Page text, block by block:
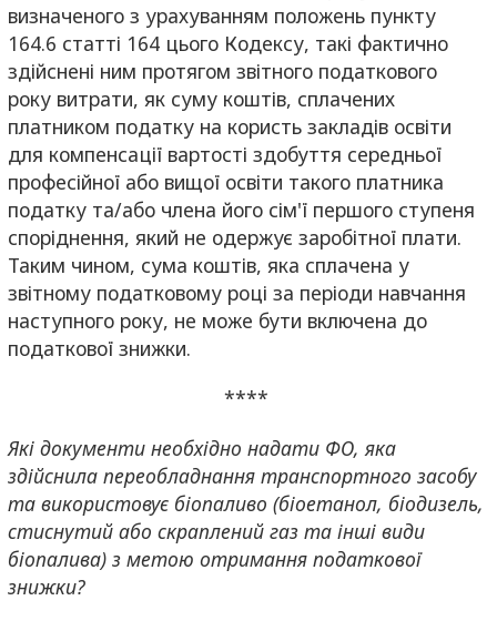
визначеного з урахуванням положень пункту
164.6 статті 164 цього Кодексу, такі фактично
здійснені ним протягом звітного податкового
року витрати, як суму коштів, сплачених
платником податку на користь закладів освіти
для компенсації вартості здобуття середньої
професійної або вищої освіти такого платника
податку та/або члена його сім'ї першого ступеня
споріднення, який не одержує заробітної плати.
Таким чином, сума коштів, яка сплачена у
звітному податковому році за періоди навчання
наступного року, не може бути включена до
податкової знижки.
****
Які документи необхідно надати ФО, яка
здійснила переобладнання транспортного засобу
та використовує біопаливо (біоетанол, біодизель,
стиснутий або скраплений газ та інші види
біопалива) з метою отримання податкової
знижки?